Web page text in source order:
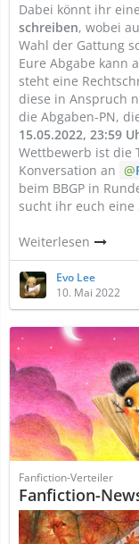
Dabei könnt ihr
schreiben, wobei
Wahl der Gattung
Eure Abgabe kann
steht eine
diese in Anspruch
die Abgaben-PN,
15.05.2022, 23:59
Wettbewerb ist die
Konversation an
beim BBGP in
sucht ihr euch eine
Weiterlesen
Evo Lee
10. Mai 2022
Fanfiction-Verteiler
Fanfiction-